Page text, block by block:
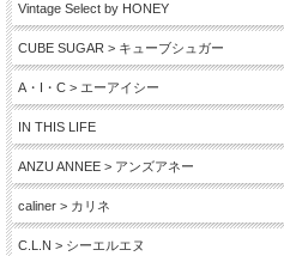
Vintage Select by HONEY
CUBE SUGAR > キューブシュガー
A・I・C > エーアイシー
IN THIS LIFE
ANZU ANNEE > アンズアネー
caliner > カリネ
C.L.N > シーエルエヌ